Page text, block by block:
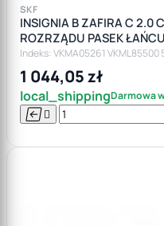
SKF
INSIGNIA B ZAFIRA C 2.0
ROZRZĄDU PASEK
Indeks: VKMA05261
1 044,05 zł
local_shippingDarmowa
 